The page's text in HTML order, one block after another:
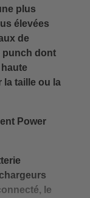
plus
élevées
de
punch dont
taille ou la
Power
le